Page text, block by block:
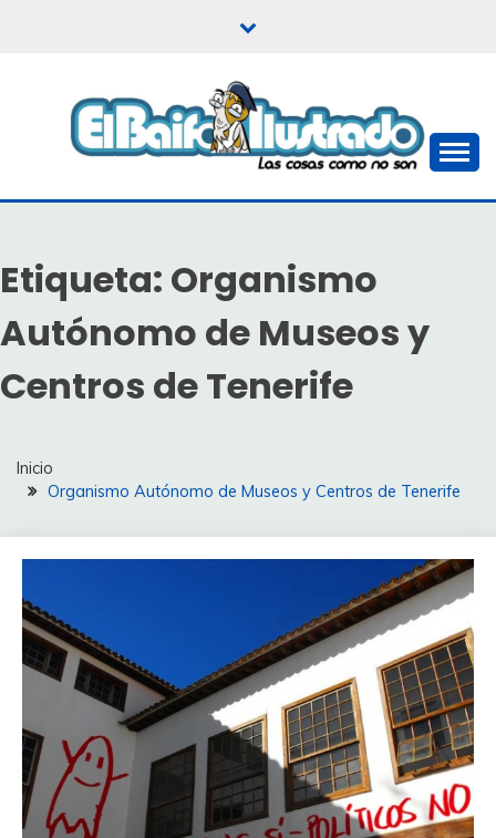
EL BAIFO ILUSTRADO
Etiqueta: Organismo
Autónomo de Museos y
Centros de Tenerife
Inicio
Organismo Autónomo de Museos y Centros de Tenerife